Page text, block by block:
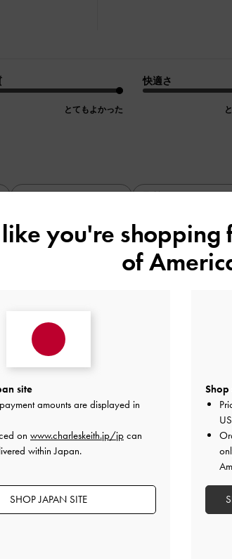
とてもよかった
快適さ
デザイン 品質
やすくてかわいい
ではなく、太めで余裕のあるロングブー
このブーツはヒールが低くかつゴツく見え
とてもよかった とてもよかった
きめ！
like you're shopping
of
site
amounts are displayed in
on www.charleskeith.jp/jp can
within Japan.
SHOP JAPAN SITE
Shop